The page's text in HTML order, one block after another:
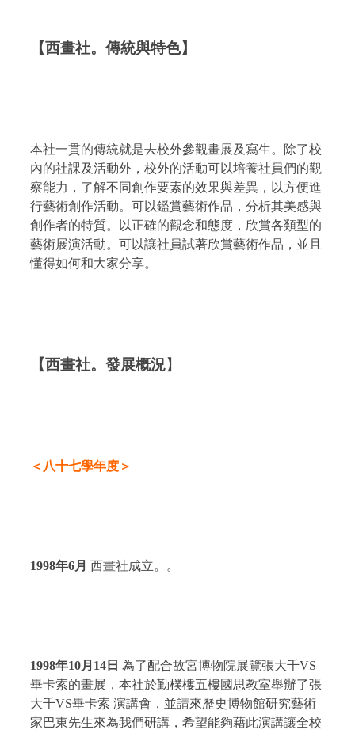
【西畫社。傳統與特色】
本社一貫的傳統就是去校外參觀畫展及寫生。除了校
內的社課及活動外，校外的活動可以培養社員們的觀
察能力，了解不同創作要素的效果與差異，以方便進
行藝術創作活動。可以鑑賞藝術作品，分析其美感與
創作者的特質。以正確的觀念和態度，欣賞各類型的
藝術展演活動。可以讓社員試著欣賞藝術作品，並且
懂得如何和大家分享。
【西畫社。發展概況】
＜八十七學年度＞
1998年6月 西畫社成立。。
1998年10月 14 日 為了配合故宮博物院展覽張大千VS
畢卡索的畫展，本社於勤樸樓五樓國思教室舉辦了張
大千VS畢卡索 演講會，並請來歷史博物館研究藝術
家巴東先生來為我們研講，希望能夠藉此演講讓全校